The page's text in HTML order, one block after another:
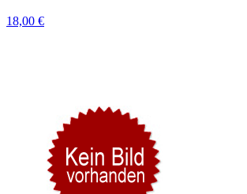
18,00 €